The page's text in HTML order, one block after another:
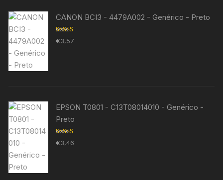
CANON BCI3 - 4479A002 - Genérico - Preto
Avaliação
5.00de 5
€3,57
EPSON T0801 - C13T08014010 - Genérico -
Preto
Avaliação
5.00 de 5
€3,46